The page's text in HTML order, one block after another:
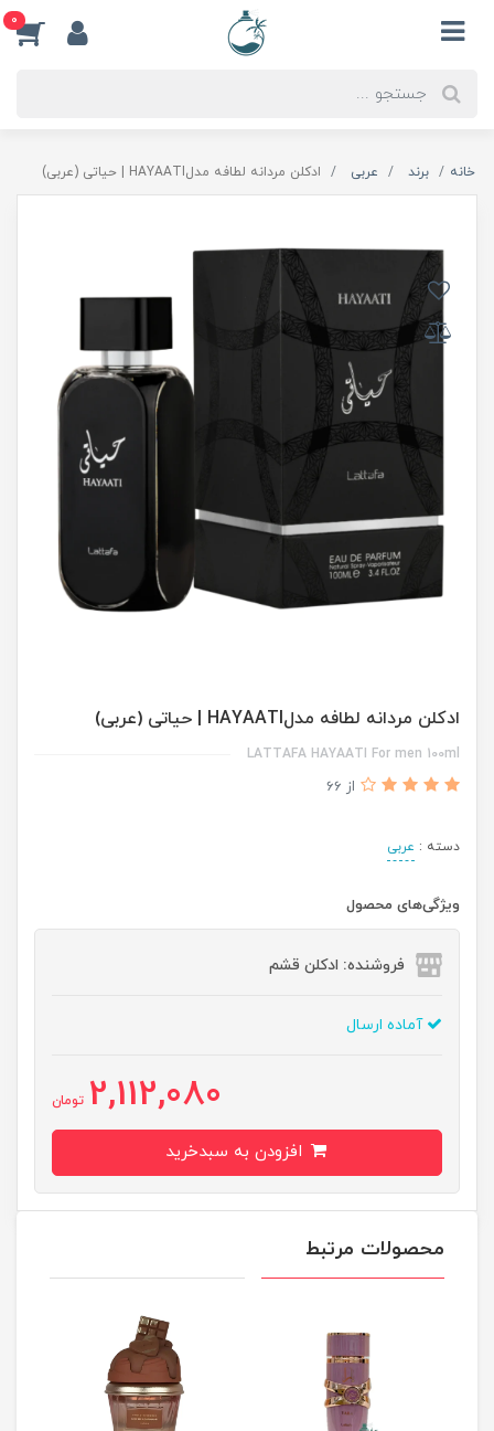
0
خانه برند عربی ادکلن مردانه لطافه مدلHAYAATI | حیاتی (عربی)
ادکلن مردانه لطافه مدلHAYAATI | حیاتی (عربی)
LATTAFA HAYAATI For men 100ml
از 66
دسته : عربی
ویژگی‌های محصول
فروشنده: ادکلن قشم
آماده ارسال
2,112,080 تومان
محصولات مرتبط